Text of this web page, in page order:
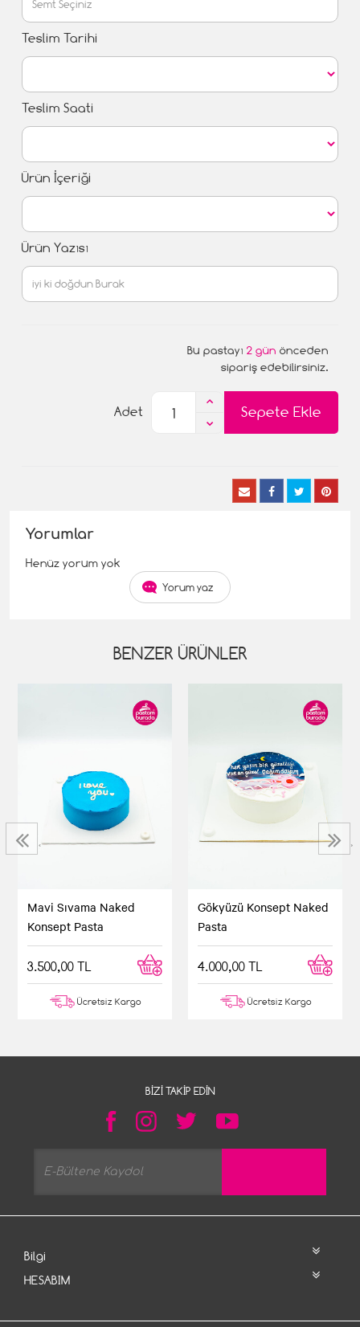
Teslim Tarihi
Teslim Saati
Ürün İçeriği
Ürün Yazısı
Bu pastayı 2 gün önceden
sipariş edebilirsiniz.
Sepete Ekle
Adet
Yorumlar
Henüz yorum yok
Yorum yaz
BENZER ÜRÜNLER
Mavi Sıvama Naked
Konsept Pasta
3.500,00 TL
Ücretsiz Kargo
Gökyüzü Konsept Naked
Pasta
4.000,00 TL
Ücretsiz Kargo
‹ ›
BIZI TAKIP EDIN
Bilgi
HESABIM